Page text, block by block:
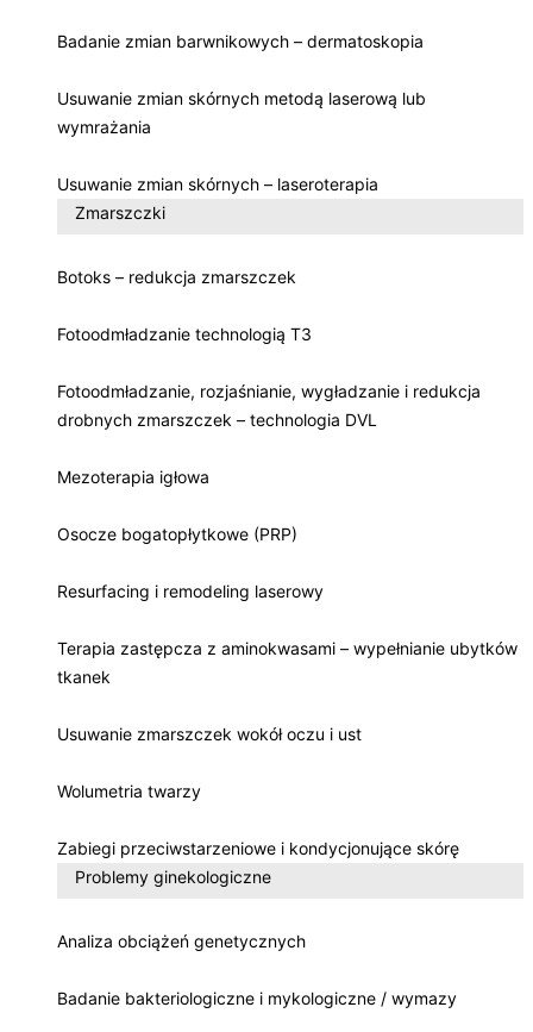
Badanie zmian barwnikowych – dermatoskopia
Usuwanie zmian skórnych metodą laserową lub
wymrażania
Usuwanie zmian skórnych – laseroterapia
Zmarszczki
Botoks – redukcja zmarszczek
Fotoodmładzanie technologią T3
Fotoodmładzanie, rozjaśnianie, wygładzanie i redukcja
drobnych zmarszczek – technologia DVL
Mezoterapia igłowa
Osocze bogatopłytkowe (PRP)
Resurfacing i remodeling laserowy
Terapia zastępcza z aminokwasami – wypełnianie ubytków
tkanek
Usuwanie zmarszczek wokół oczu i ust
Wolumetria twarzy
Zabiegi przeciwstarzeniowe i kondycjonujące skórę
Problemy ginekologiczne
Analiza obciążeń genetycznych
Badanie bakteriologiczne i mykologiczne / wymazy